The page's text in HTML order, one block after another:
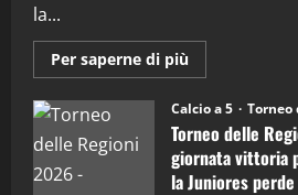
4
(Martedi 14 Aprile
"SportEmpire" in
“SportEmpire” in
la...
Per saperne di più
informazioni
Torneo
delle
Regioni
di
calcio
a
Calcio a 5 Torneo
Torneo delle
giornata vittoria
la Juniores perde